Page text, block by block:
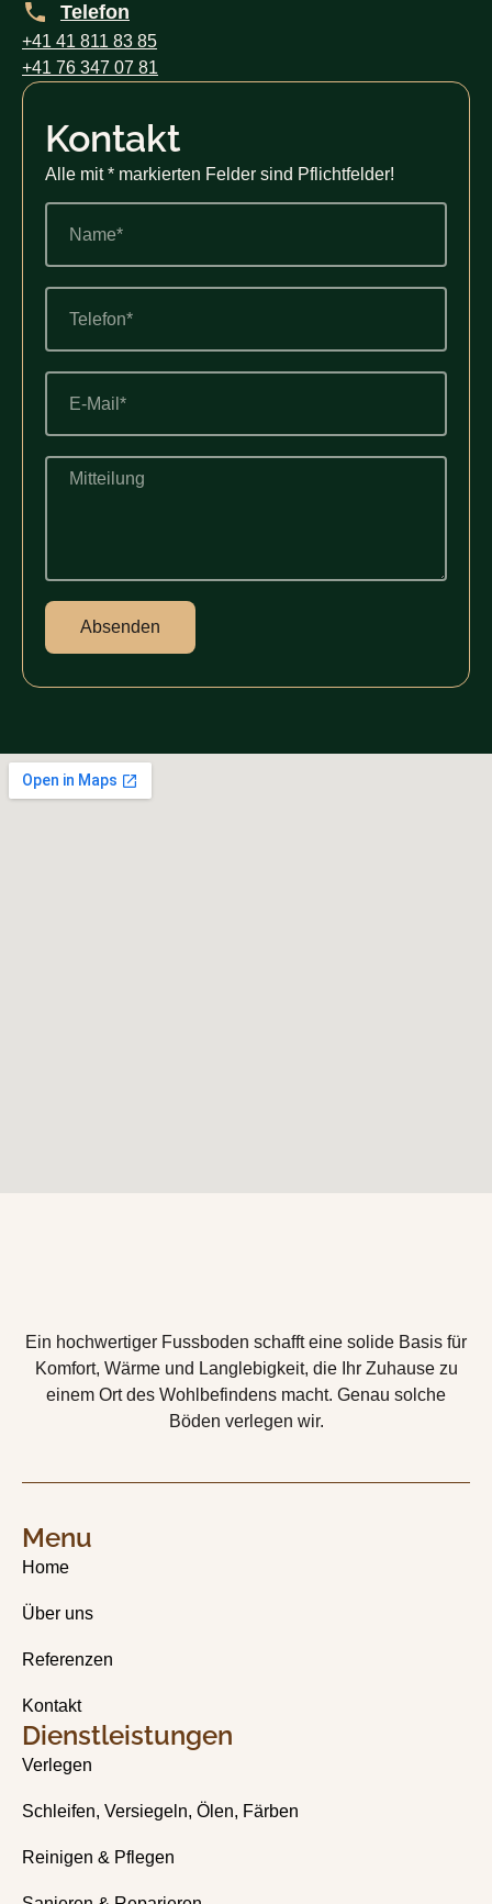
Telefon
+41 41 811 83 85
+41 76 347 07 81
Kontakt
Alle mit * markierten Felder sind Pflichtfelder!
Mail*
Mitteilung
Absenden
Ein hochwertiger Fussboden schafft eine solide Basis für
Komfort, Wärme und Langlebigkeit, die Ihr Zuhause zu
einem Ort des Wohlbefindens macht. Genau solche
Böden verlegen wir.
Menu
Home
Über uns
Referenzen
Kontakt
Dienstleistungen
Verlegen
Schleifen, Versiegeln, Ölen, Färben
Reinigen & Pflegen